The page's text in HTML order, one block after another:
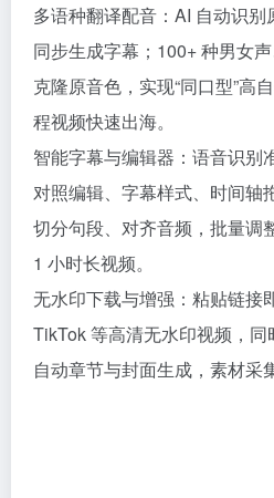
多语种翻译配音：AI 自动识
同步生成字幕；100+ 种男女
克隆原音色，实现“同口型”高
程视频快速出海。
智能字幕与编辑器：语音识别
对照编辑、字幕样式、时间轴
切分句段、对齐音频，批量调
1 小时长视频。
无水印下载与增强：粘贴链接
TikTok 等高清无水印视频，同
自动章节与封面生成，素材采